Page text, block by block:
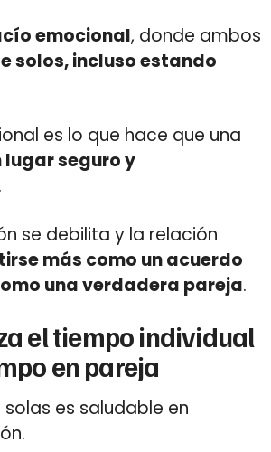
emocional, donde ambos
solos, incluso estando
es lo que hace que una
lugar seguro y
.
se debilita y la relación
más como un acuerdo
una verdadera pareja.
el tiempo individual
en pareja
es saludable en